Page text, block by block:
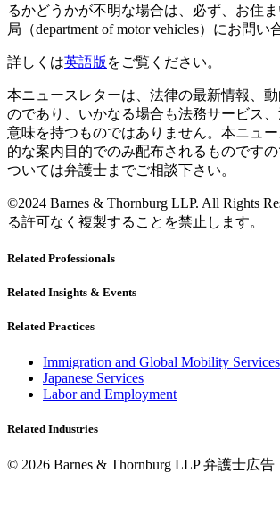
るかどうかが不明な場合は、必ず、お住
局（department of motor vehicles）にお問い
詳しくは英語版 をご覧ください。
本ニュースレターは、法律の最新情報、
のであり、いかなる場合も法務サービス
意味を持つものではありません。本ニュ
的な案内目的でのみ配布されるものです
ついては弁護士までご相談下さい。
©2024 Barnes & Thornburg LLP. All Rights
る許可なく複製することを禁止します。
Related Professionals
Related Insights & Events
Related Practices
Immigration and Global Mobility Services
Japanese Services
Labor and Employment
Related Industries
© 2026 Barnes & Thornburg LLP 弁護士広告